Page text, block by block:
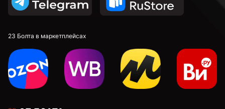
23 Болта в маркетплейсах